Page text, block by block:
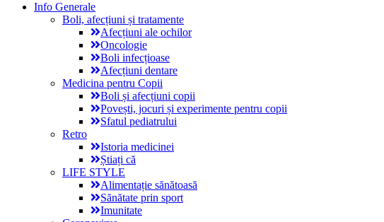
Info Generale
Boli, afecțiuni și tratamente
Afecțiuni ale ochilor
Oncologie
Boli infecțioase
Afecțiuni dentare
Medicina pentru Copii
Boli și afecțiuni copii
Povești, jocuri și experimente pentru copii
Sfatul pediatrului
Retro
Istoria medicinei
Știați că
LIFE STYLE
Alimentație sănătoasă
Sănătate prin sport
Imunitate